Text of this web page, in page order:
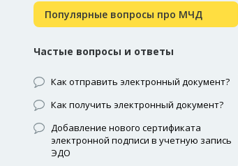
Популярные вопросы про МЧД
Частые вопросы и ответы
Как отправить электронный документ?
Как получить электронный документ?
Добавление нового сертификата
электронной подписи в учетную запись
ЭДО